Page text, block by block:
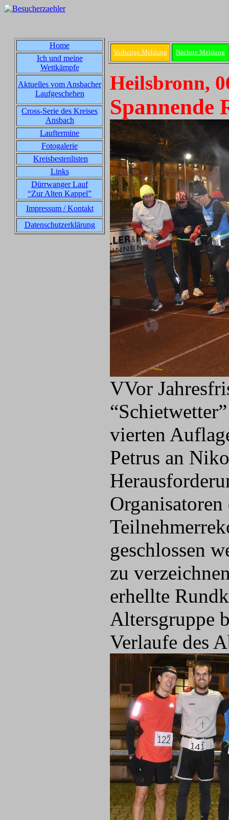
Home
Ich und meine
Wettkämpfe
Aktuelles vom Ansbacher
Laufgeschehen
Cross-Serie des Kreises
Ansbach
Lauftermine
Fotogalerie
Kreisbestenlisten
Links
Dürrwanger Lauf
“Zur Alten Kappel”
Impressum / Kontakt
Datenschutzerklärung
Vorherige Meldung Nächste Meldung
Heilsbronn,
Spannende
VVor
vierten
Petrus an
geschlossen
zu
erhellte
Altersgruppe
Verlaufe des